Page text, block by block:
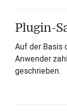
Plugin-
Auf der Basis
Anwender
geschrieben.